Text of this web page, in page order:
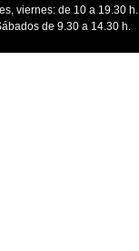
viernes: de 10 a 19.30 h.
de 9.30 a 14.30 h.